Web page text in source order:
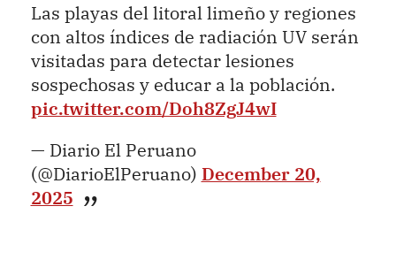
Las playas del litoral limeño y regiones
con altos índices de radiación UV serán
visitadas para detectar lesiones
sospechosas y educar a la población.
pic.twitter.com/Doh8ZgJ4wI
— Diario El Peruano
(@DiarioElPeruano) December 20,
2025